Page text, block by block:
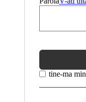
tine-ma